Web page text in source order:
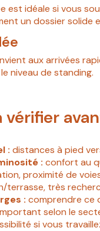
est idéale si vous
un dossier solide
aux arrivées
niveau de standing.
vérifier
: distances à pied
: confort au
proximité de
terrasse, très
: comprendre ce
selon le
si vous